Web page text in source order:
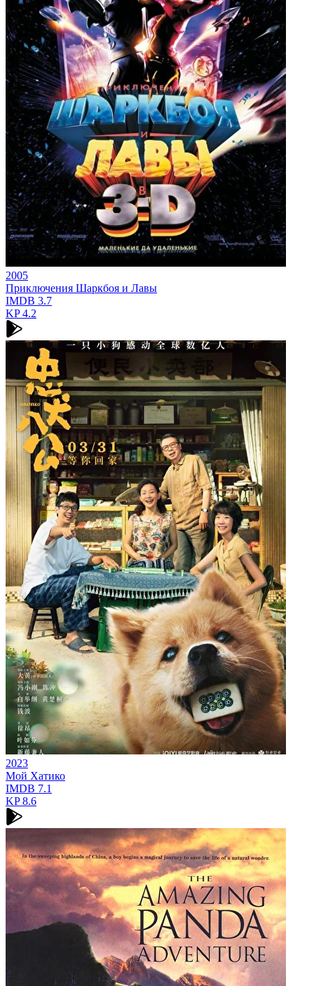
2005
Приключения Шаркбоя и Лавы
IMDB 3.7
KP4.2
2023
Мой Хатико
IMDB 7.1
KP8.6